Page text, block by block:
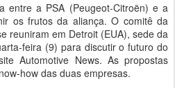
entre a PSA (Peugeot-Citroën) e a
os frutos da aliança. O comitê da
reuniram em Detroit (EUA), sede da
feira (9) para discutir o futuro do
Automotive News. As propostas
how das duas empresas.